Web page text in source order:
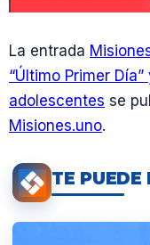
La entrada
“Último Primer
adolescentes se
Misiones.uno.
TE PUEDE